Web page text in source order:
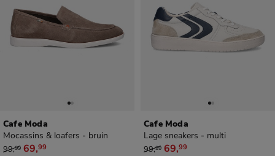
Cafe Moda
Mocassins & loafers - bruin
van € 99,99 voor € 69,99
99,99 69,99
Cafe Moda
Lage sneakers - multi
van € 99,99 voor € 69,99
99,99 69,99